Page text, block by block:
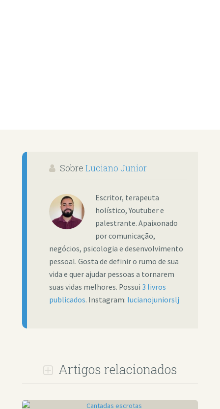
Sobre Luciano Junior
Escritor, terapeuta
holístico, Youtuber e
palestrante. Apaixonado
por comunicação,
negócios, psicologia e desenvolvimento
pessoal. Gosta de definir o rumo de sua
vida e quer ajudar pessoas a tornarem
suas vidas melhores. Possui 3 livros
publicados. Instagram: lucianojuniorslj
Artigos relacionados